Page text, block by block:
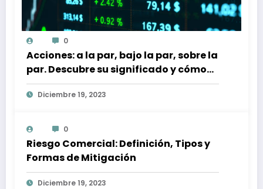
0
Acciones: a la par, bajo la par, sobre la
par. Descubre su significado y cómo
afectan a tu inversión
Diciembre 19, 2023
0
Riesgo Comercial: Definición, Tipos y
Formas de Mitigación
Diciembre 19, 2023